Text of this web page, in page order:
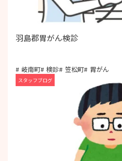
羽島郡胃がん検診
岐南町
検診 笠松町 胃がん
スタッフブログ